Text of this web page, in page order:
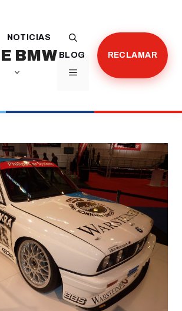
BMW
MENÚ
NOTICIAS
BLOG
RECLAMAR